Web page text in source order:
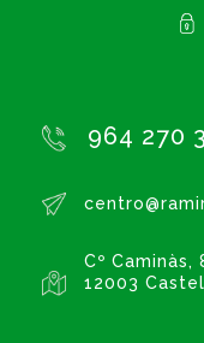
964 270
Cº Caminàs,
12003